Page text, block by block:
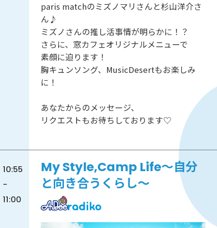
paris matchのミズノマリさんと杉山洋介さ
ん♪
ミズノさんの推し活事情が明らかに！？
さらに、窓カフェオリジナルメニューで
素顔に迫ります！
胸キュンソング、MusicDesertもお楽しみ
に！
あなたからのメッセージ、
リクエストもお待ちしております♡
10:55
-
11:00
My Style,Camp Life～自分
と向き合うくらし～